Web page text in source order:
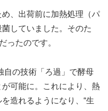
、出荷前に加熱処理（パ
していました。そのた
ったのです。
自の技術「ろ過」で酵母
可能に。これにより、熱
造れるようになり、“生